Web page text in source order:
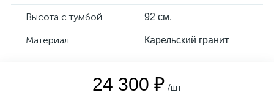
Высота с тумбой 92 см.
Материал Карельский гранит
24 300 ₽ /шт